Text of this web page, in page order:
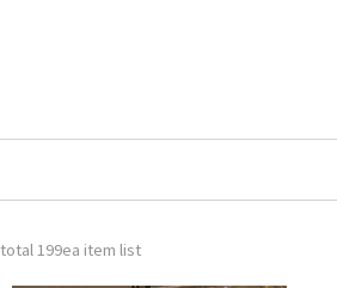
total 199ea item list